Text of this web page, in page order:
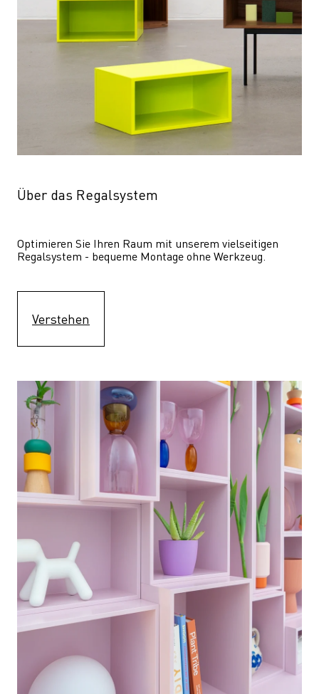
Über das Regalsystem
Optimieren Sie Ihren Raum mit unserem vielseitigen
Regalsystem - bequeme Montage ohne Werkzeug.
Verstehen